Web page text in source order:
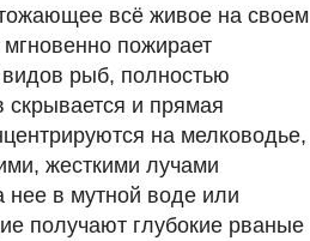
всё живое на своем
пожирает
рыб, полностью
и прямая
на мелководье,
жесткими лучами
в мутной воде или
получают глубокие рваные